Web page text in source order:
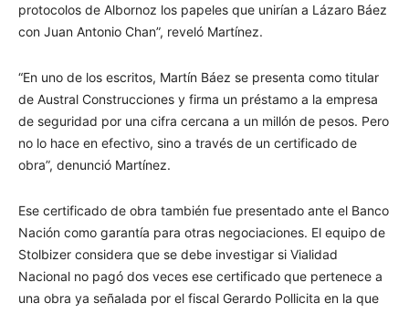
protocolos de Albornoz los papeles que unirían a Lázaro Báez
con Juan Antonio Chan”, reveló Martínez.
“En uno de los escritos, Martín Báez se presenta como titular
de Austral Construcciones y firma un préstamo a la empresa
de seguridad por una cifra cercana a un millón de pesos. Pero
no lo hace en efectivo, sino a través de un certificado de
obra”, denunció Martínez.
Ese certificado de obra también fue presentado ante el Banco
Nación como garantía para otras negociaciones. El equipo de
Stolbizer considera que se debe investigar si Vialidad
Nacional no pagó dos veces ese certificado que pertenece a
una obra ya señalada por el fiscal Gerardo Pollicita en la que